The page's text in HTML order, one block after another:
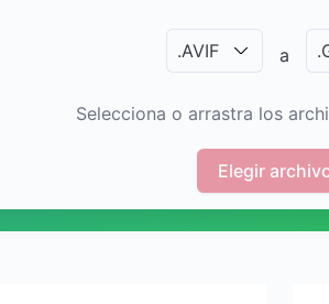
.AVIF a .
Selecciona o arrastra los
Elegir